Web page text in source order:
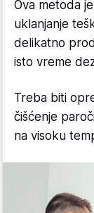
Ova metoda
uklanjanje
delikatno
isto vreme
Treba biti
čišćenje
na visoku